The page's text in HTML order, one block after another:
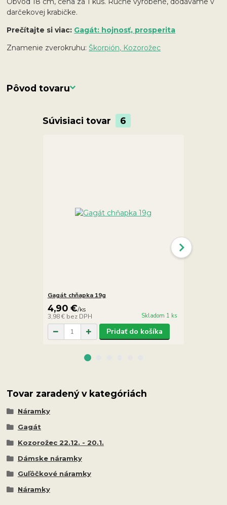
darčekovej krabičke.
Prečítajte si viac: Gagát: hojnosť, prosperita
Znamenie zverokruhu:Škorpión, Kozorožec
Pôvod tovaru
Súvisiaci tovar 6
Gagát chňapka 19g
4,90 €/ks
3,98 € bez DPH Skladom 1 ks
Pridať do košíka
Tovar zaradený v kategóriách
Náramky
Gagát
Kozorožec 22.12. - 20.1.
Dámske náramky
Guľôčkové náramky
Náramky